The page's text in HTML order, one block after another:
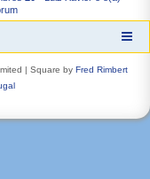
| Square by Fred Rimbert